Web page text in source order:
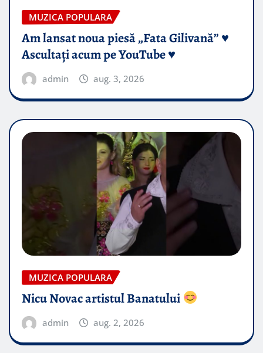
MUZICA POPULARA
Am lansat noua piesă „Fata Gilivană” ♥️
Ascultați acum pe YouTube ♥️
admin aug. 3, 2026
MUZICA POPULARA
Nicu Novac artistul Banatului
admin aug. 2, 2026